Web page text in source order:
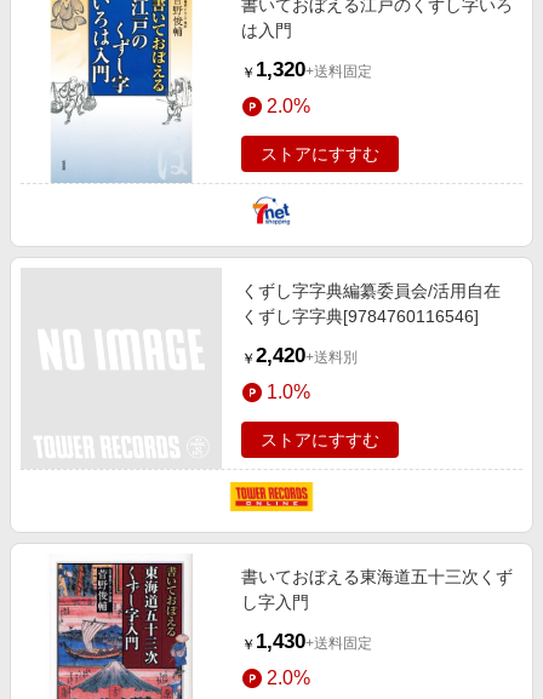
書いておぼえる江戸のくずし字いろ
は入門
￥ 1,320+送料固定
2.0%
ストアにすすむ
くずし字字典編纂委員会/活用自在
くずし字字典[9784760116546]
￥ 2,420+送料別
1.0%
ストアにすすむ
書いておぼえる東海道五十三次くず
し字入門
￥ 1,430+送料固定
2.0%